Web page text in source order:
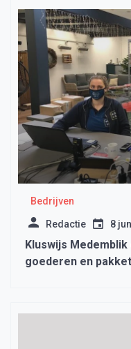
Bedrijven
Redactie 8
Kluswijs
goederen en